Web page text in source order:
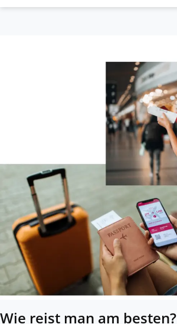
Wie reist man am besten?